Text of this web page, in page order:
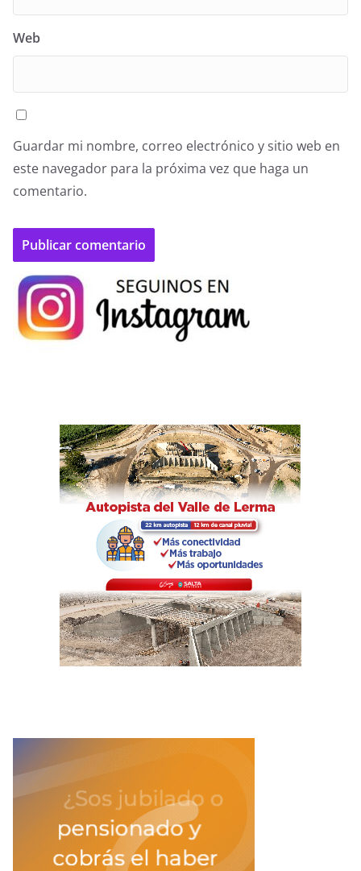
Web
Guardar mi nombre, correo electrónico y sitio web en
este navegador para la próxima vez que haga un
comentario.